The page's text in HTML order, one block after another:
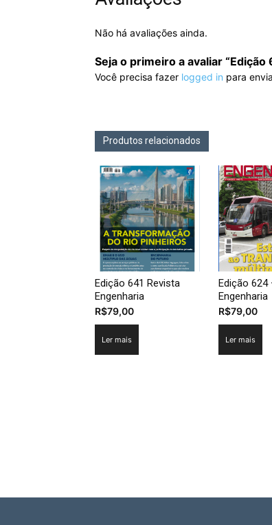
Não há avaliações ainda.
Seja o primeiro a avaliar “Edição
Você precisa fazer logged in para
Produtos relacionados
Edição 641 Revista
Engenharia
R$79,00
Ler mais
Edição 624
Engenharia
R$79,00
Ler mais